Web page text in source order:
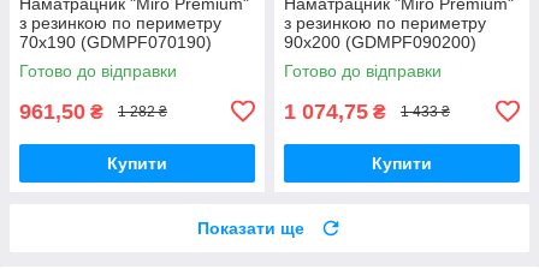
з резинкою по периметру
70x190 (GDMPF070190)
Готово до відправки
961,50 ₴ 1 282 ₴
Купити
з резинкою по периметру
90x200 (GDMPF090200)
Готово до відправки
1 074,75 ₴ 1 433 ₴
Купити
Показати ще